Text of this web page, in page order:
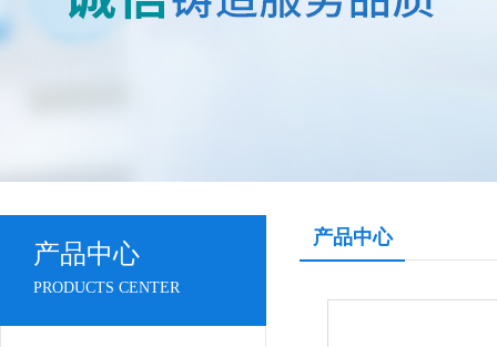
产品中心
PRODUCTS CENTER
产品中心